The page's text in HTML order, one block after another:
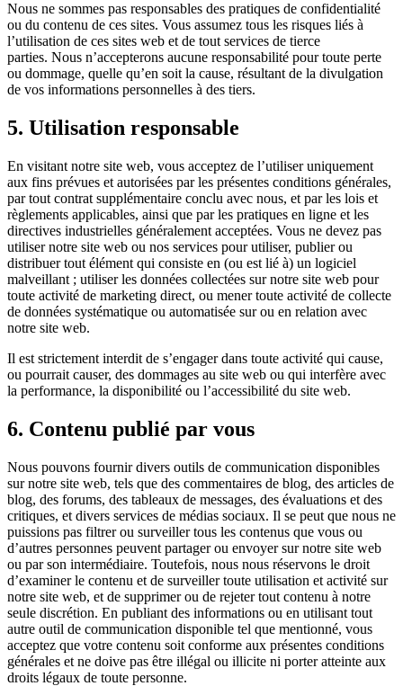
Nous ne sommes pas responsables des pratiques de confidentialité
ou du contenu de ces sites. Vous assumez tous les risques liés à
l’utilisation de ces sites web et de tout services de tierce
parties. Nous n’accepterons aucune responsabilité pour toute perte
ou dommage, quelle qu’en soit la cause, résultant de la divulgation
de vos informations personnelles à des tiers.
5. Utilisation responsable
En visitant notre site web, vous acceptez de l’utiliser uniquement
aux fins prévues et autorisées par les présentes conditions générales,
par tout contrat supplémentaire conclu avec nous, et par les lois et
règlements applicables, ainsi que par les pratiques en ligne et les
directives industrielles généralement acceptées. Vous ne devez pas
utiliser notre site web ou nos services pour utiliser, publier ou
distribuer tout élément qui consiste en (ou est lié à) un logiciel
malveillant ; utiliser les données collectées sur notre site web pour
toute activité de marketing direct, ou mener toute activité de collecte
de données systématique ou automatisée sur ou en relation avec
notre site web.
Il est strictement interdit de s’engager dans toute activité qui cause,
ou pourrait causer, des dommages au site web ou qui interfère avec
la performance, la disponibilité ou l’accessibilité du site web.
6. Contenu publié par vous
Nous pouvons fournir divers outils de communication disponibles
sur notre site web, tels que des commentaires de blog, des articles de
blog, des forums, des tableaux de messages, des évaluations et des
critiques, et divers services de médias sociaux. Il se peut que nous ne
puissions pas filtrer ou surveiller tous les contenus que vous ou
d’autres personnes peuvent partager ou envoyer sur notre site web
ou par son intermédiaire. Toutefois, nous nous réservons le droit
d’examiner le contenu et de surveiller toute utilisation et activité sur
notre site web, et de supprimer ou de rejeter tout contenu à notre
seule discrétion. En publiant des informations ou en utilisant tout
autre outil de communication disponible tel que mentionné, vous
acceptez que votre contenu soit conforme aux présentes conditions
générales et ne doive pas être illégal ou illicite ni porter atteinte aux
droits légaux de toute personne.